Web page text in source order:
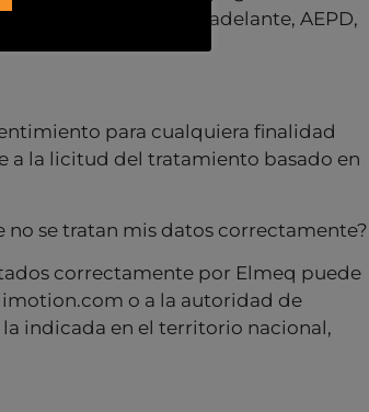
de Datos, en adelante, AEPD,
para cualquiera finalidad
a la licitud del tratamiento basado en
se tratan mis datos correctamente?
correctamente por Elmeq puede
o a la autoridad de
indicada en el territorio nacional,